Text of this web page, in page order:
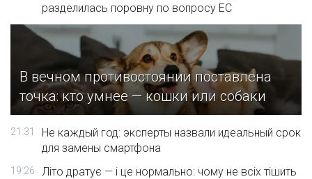
разделилась поровну по вопросу ЕС
В вечном противостоянии поставлена
точка: кто умнее — кошки или собаки
21:31
Не каждый год: эксперты назвали идеальный срок
для замены смартфона
19:26
Літо дратує — і це нормально: чому не всіх тішить